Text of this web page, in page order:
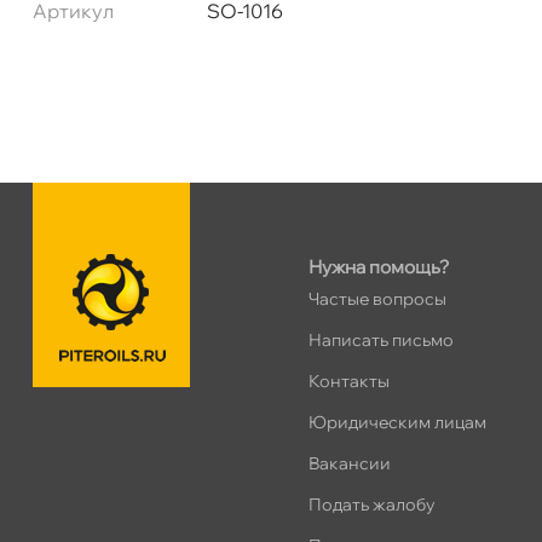
Артикул
SO-1016
Сегодня, бесплатно
ПН–ВС
Сегодня, бесплатно
Ленинский пр. 92 к.1
ПН–ВС10:00 – 21:00
Нужна помощь?
Частые вопросы
Написать письмо
Контакты
Юридическим лицам
акансии
Подать жалобу